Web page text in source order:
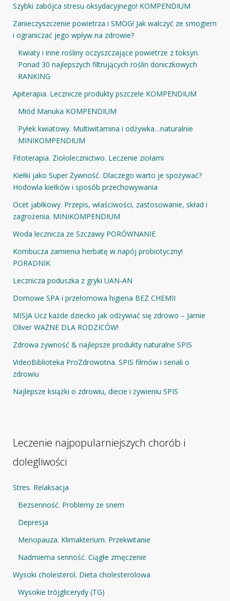
Szybki zabójca stresu oksydacyjnego! KOMPENDIUM
Zanieczyszczenie powietrza i SMOG! Jak walczyć ze smogiem
i ograniczać jego wpływ na zdrowie?
Kwiaty i inne rośliny oczyszczające powietrze z toksyn.
Ponad 30 najlepszych filtrujących roślin doniczkowych
RANKING
Apiterapia. Lecznicze produkty pszczele KOMPENDIUM
Miód Manuka KOMPENDIUM
Pyłek kwiatowy. Multiwitamina i odżywka…naturalnie
MINIKOMPENDIUM
Fitoterapia. Ziołolecznictwo. Leczenie ziołami
Kiełki jako Super Żywność. Dlaczego warto je spożywać?
Hodowla kiełków i sposób przechowywania
Ocet jabłkowy. Przepis, właściwości, zastosowanie, skład i
zagrożenia. MINIKOMPENDIUM
Woda lecznicza ze Szczawy PORÓWNANIE
Kombucza zamienia herbatę w napój probiotyczny!
PORADNIK
Lecznicza poduszka z gryki UAN-AN
Domowe SPA i przełomowa higiena BEZ CHEMII
MISJA Ucz każde dziecko jak odżywiać się zdrowo – Jamie
Oliver WAŻNE DLA RODZICÓW!
Zdrowa żywność & najlepsze produkty naturalne SPIS
VideoBiblioteka ProZdrowotna. SPIS filmów i seriali o
zdrowiu
Najlepsze książki o zdrowiu, diecie i żywieniu SPIS
Leczenie najpopularniejszych chorób i
dolegliwości
Stres. Relaksacja
Bezsenność. Problemy ze snem
Depresja
Menopauza. Klimakterium. Przekwitanie
Nadmierna senność. Ciągłe zmęczenie
Wysoki cholesterol. Dieta cholesterolowa
Wysokie trójglicerydy (TG)